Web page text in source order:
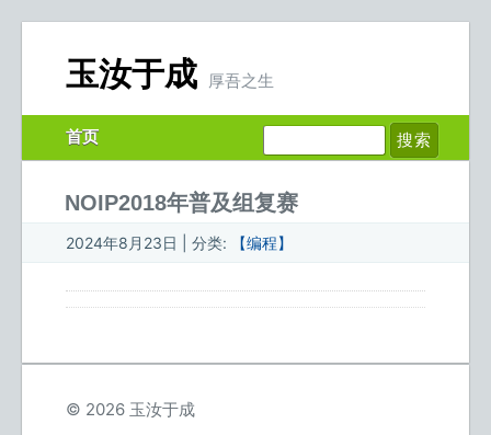
玉汝于成 厚吾之生
首页
NOIP2018年普及组复赛
2024年8月23日 | 分类: 【编程】
© 2026 玉汝于成